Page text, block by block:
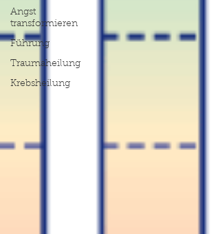
Angst
transformieren
Führung
Traumaheilung
Krebsheilung